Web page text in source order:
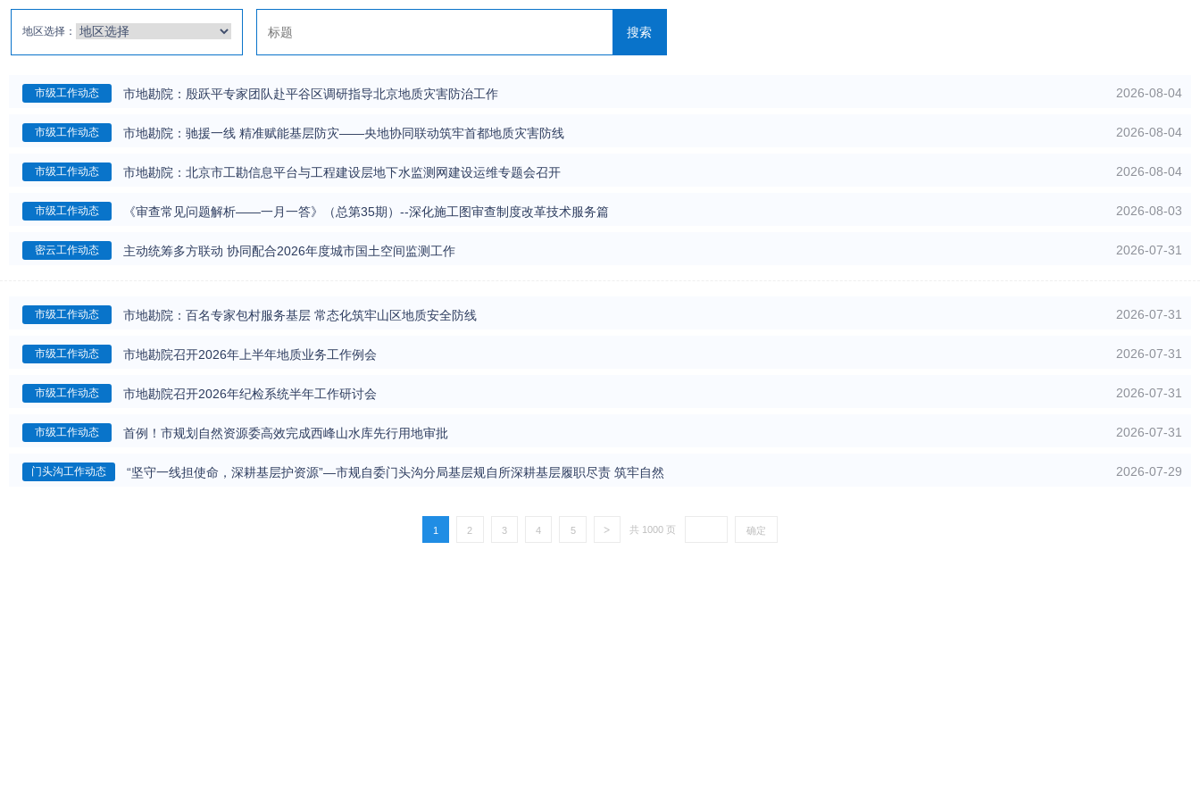
地区选择： 搜索
市级工作动态 2026-08-04
市地勘院：殷跃平专家团队赴平谷区调研指导北京地质灾害防治工作
市级工作动态 2026-08-04
市地勘院：驰援一线 精准赋能基层防灾——央地协同联动筑牢首都地质灾害防线
市级工作动态 2026-08-04
市地勘院：北京市工勘信息平台与工程建设层地下水监测网建设运维专题会召开
市级工作动态 2026-08-03
《审查常见问题解析——一月一答》（总第35期）--深化施工图审查制度改革技术服务篇
密云工作动态 2026-07-31
主动统筹多方联动 协同配合2026年度城市国土空间监测工作
市级工作动态 2026-07-31
市地勘院：百名专家包村服务基层 常态化筑牢山区地质安全防线
市级工作动态 2026-07-31
市地勘院召开2026年上半年地质业务工作例会
市级工作动态 2026-07-31
市地勘院召开2026年纪检系统半年工作研讨会
市级工作动态 2026-07-31
首例！市规划自然资源委高效完成西峰山水库先行用地审批
门头沟工作动态 2026-07-29
“坚守一线担使命，深耕基层护资源”—市规自委门头沟分局基层规自所深耕基层履职尽责 筑牢自然